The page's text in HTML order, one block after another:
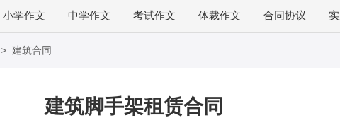
小学作文 中学作文 考试作文 体裁作文 合同协议
> 建筑合同
建筑脚手架租赁合同